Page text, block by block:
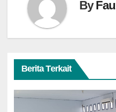
By
Berita Terkait